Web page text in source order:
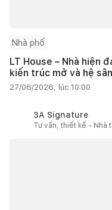
Nhà phố
LT House – Nhà hiện
kiến trúc mở và hệ
27/06/2026, lúc 10:00
3A Signature
Tư vấn, thiết kế - Nhà